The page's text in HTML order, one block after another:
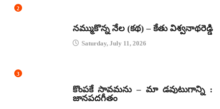
2
నమ్ముకొన్న నేల (కథ) – కేతు విశ్వనాథరెడ్డి
Saturday, July 11, 2026
3
కొంపకే సావమను – మా డవుటుగాన్ని :
జానపదగీతం